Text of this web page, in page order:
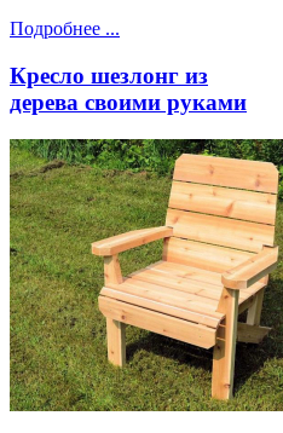
Подробнее ...
Кресло шезлонг из
дерева своими руками